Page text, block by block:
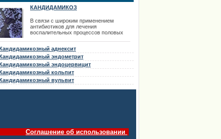
КАНДИДАМИКОЗ
В связи с широким применением
антибиотиков для лечения
воспалительных процессов половых
половых органов. Кандидамикоз может
быть первичным заболеванием и как
осложнение антибиотикотерапии.
Кандидамикоз (кандидоз, молочница)
вызывается дрожжеподобными грибами
р
аднексит
эндометрит
эндоцервицит
кольпит
вульвит
Соглашение об использовании